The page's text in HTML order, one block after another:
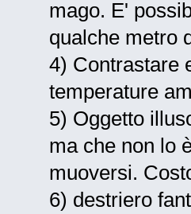
mago. E'
qualche metro
4) Contrastare
temperature
5) Oggetto
ma che non lo
muoversi.
6) destriero